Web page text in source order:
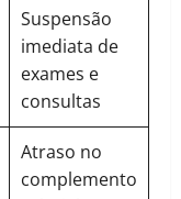
Suspensão
imediata de
exames e
consultas
Atraso no
complemento